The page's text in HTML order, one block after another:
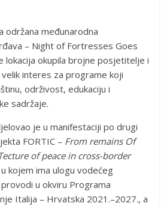
održana međunarodna
– Night of Fortresses Goes
lokacija okupila brojne posjetitelje i
interes za programe koji
održivost, edukaciju i
sadržaje.
je u manifestaciji po drugi
FORTIC – From remains Of
of peace in cross-border
kojem ima ulogu vodećeg
u okviru Programa
Italija – Hrvatska 2021.–2027., a